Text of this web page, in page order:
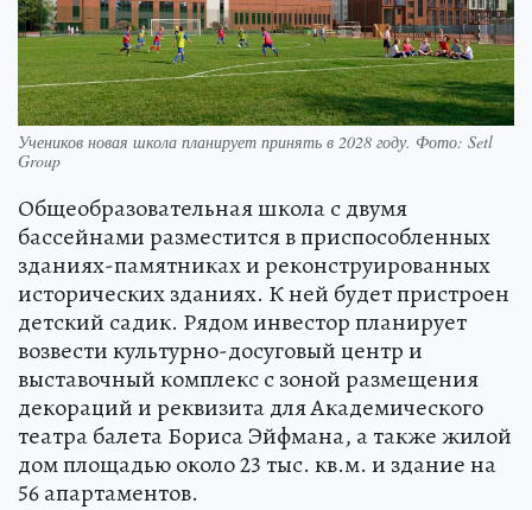
Учеников новая школа планирует принять в 2028 году. Фото: Setl
Group
Общеобразовательная школа с двумя
бассейнами разместится в приспособленных
зданиях-памятниках и реконструированных
исторических зданиях. К ней будет пристроен
детский садик. Рядом инвестор планирует
возвести культурно-досуговый центр и
выставочный комплекс с зоной размещения
декораций и реквизита для Академического
театра балета Бориса Эйфмана, а также жилой
дом площадью около 23 тыс. кв.м. и здание на
56 апартаментов.